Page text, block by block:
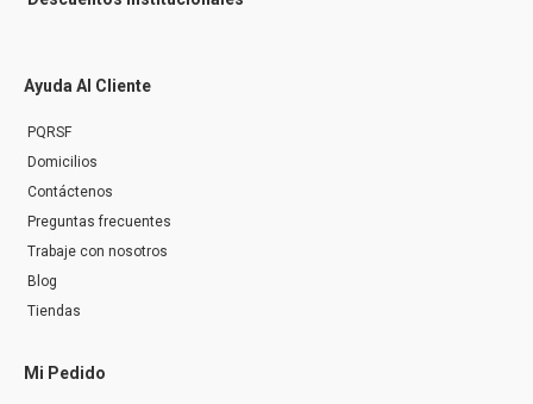
Ayuda Al Cliente
PQRSF
Domicilios
Contáctenos
Preguntas frecuentes
Trabaje con nosotros
Blog
Tiendas
Mi Pedido